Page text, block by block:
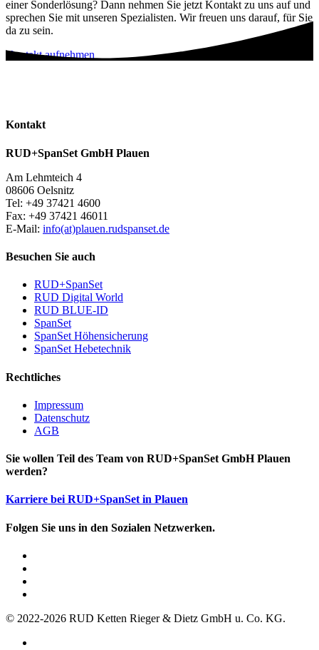
einer Sonderlösung? Dann nehmen Sie jetzt Kontakt zu uns auf und
sprechen Sie mit unseren Spezialisten. Wir freuen uns darauf, für Sie
da zu sein.
Kontakt aufnehmen
Kontakt
RUD+SpanSet GmbH Plauen
Am Lehmteich 4
08606 Oelsnitz
Tel: +49 37421 4600
Fax: +49 37421 46011
E-Mail: info(at)plauen.rudspanset.de
Besuchen Sie auch
RUD+SpanSet
RUD Digital World
RUD BLUE-ID
SpanSet
SpanSet Höhensicherung
SpanSet Hebetechnik
Rechtliches
Impressum
Datenschutz
AGB
Sie wollen Teil des Team von RUD+SpanSet GmbH Plauen
werden?
Karriere bei RUD+SpanSet in Plauen
Folgen Sie uns in den Sozialen Netzwerken.
© 2022-2026 RUD Ketten Rieger & Dietz GmbH u. Co. KG.